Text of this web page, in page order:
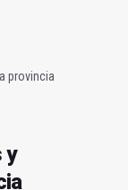
provincia
y